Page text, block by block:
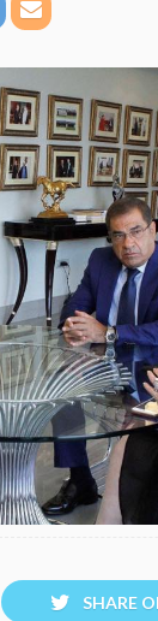
SHARE